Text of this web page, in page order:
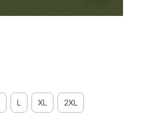
L XL 2XL